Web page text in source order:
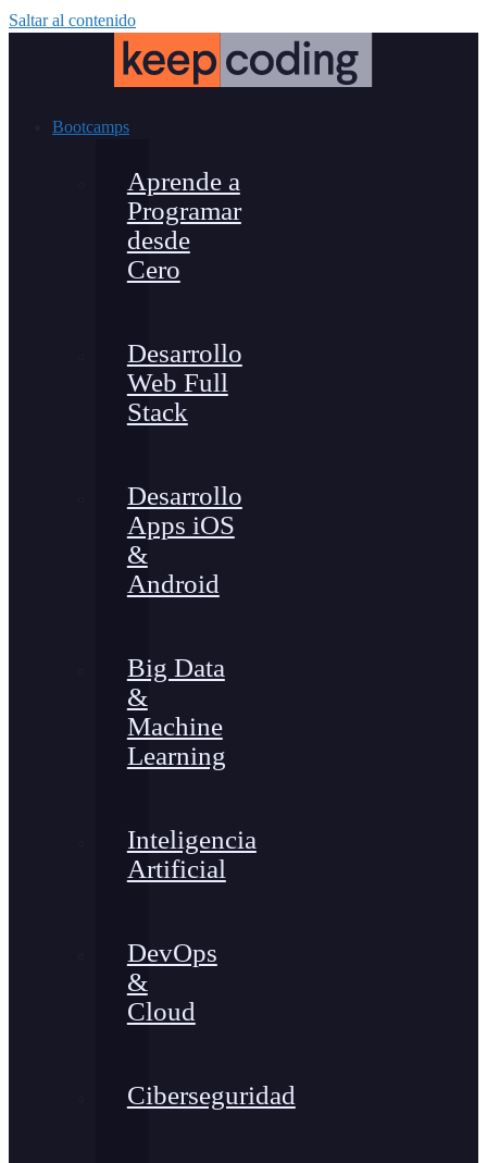
Saltar al contenido
Bootcamps
Aprende a
Programar
desde
Cero
Desarrollo
Web Full
Stack
Desarrollo
Apps iOS
&
Android
Big Data
&
Machine
Learning
Inteligencia
Artificial
DevOps
&
Cloud
Ciberseguridad